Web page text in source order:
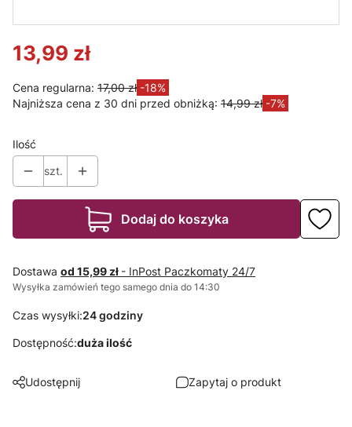
chrom
- aluminium
13,99 zł
Cena regularna: 17,00 zł -18%
Najniższa cena z 30 dni przed obniżką: 14,99 zł -7%
Ilość
szt.
Dodaj do koszyka
Dostawa od 15,99 zł - InPost Paczkomaty 24/7
Wysyłka zamówień tego samego dnia do 14:30
Czas wysyłki:24 godziny
Dostępność:duża ilość
Udostępnij Zapytaj o produkt